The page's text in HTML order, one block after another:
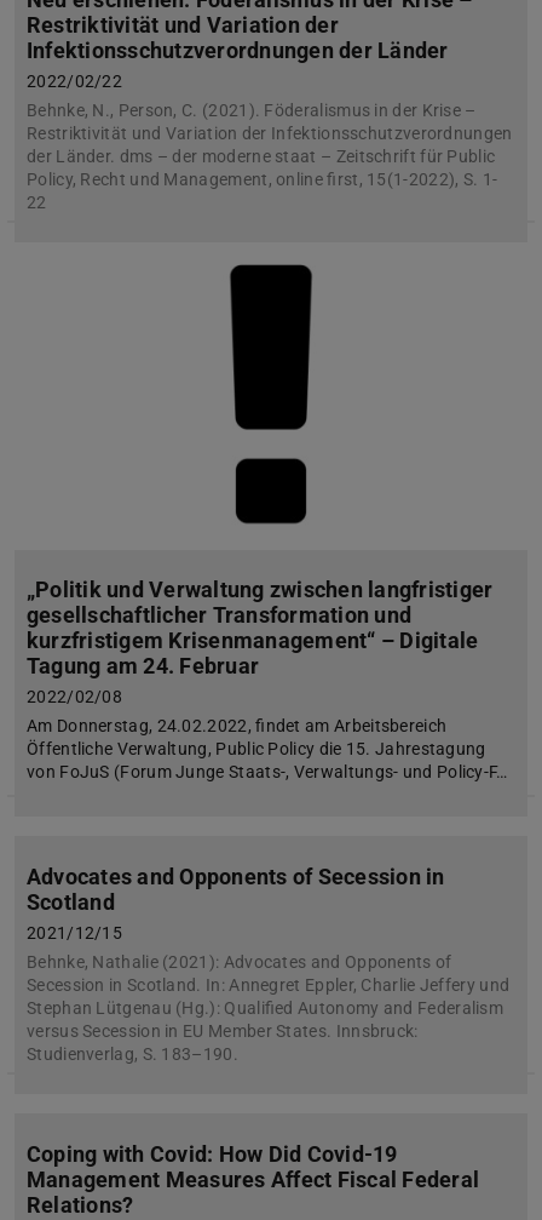
Restriktivität und Variation der
Infektionsschutzverordnungen der Länder
2022/02/22
Behnke, N., Person, C. (2021). Föderalismus in der Krise –
Restriktivität und Variation der Infektionsschutzverordnungen
der Länder. dms – der moderne staat – Zeitschrift für Public
Policy, Recht und Management, online first, 15(1-2022), S. 1-
22
„Politik und Verwaltung zwischen langfristiger
gesellschaftlicher Transformation und
kurzfristigem Krisenmanagement“ – Digitale
Tagung am 24. Februar
2022/02/08
Am Donnerstag, 24.02.2022, findet am Arbeitsbereich
Öffentliche Verwaltung, Public Policy die 15. Jahrestagung
von FoJuS (Forum Junge Staats-, Verwaltungs- und Policy-F…
Advocates and Opponents of Secession in
Scotland
2021/12/15
Behnke, Nathalie (2021): Advocates and Opponents of
Secession in Scotland. In: Annegret Eppler, Charlie Jeffery und
Stephan Lütgenau (Hg.): Qualified Autonomy and Federalism
versus Secession in EU Member States. Innsbruck:
Studienverlag, S. 183–190.
Coping with Covid: How Did Covid-19
Management Measures Affect Fiscal Federal
Relations?